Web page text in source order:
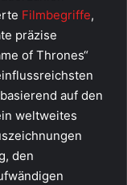
Filmbegriffe,
präzise
of Thrones“
auf den
weltweites
den